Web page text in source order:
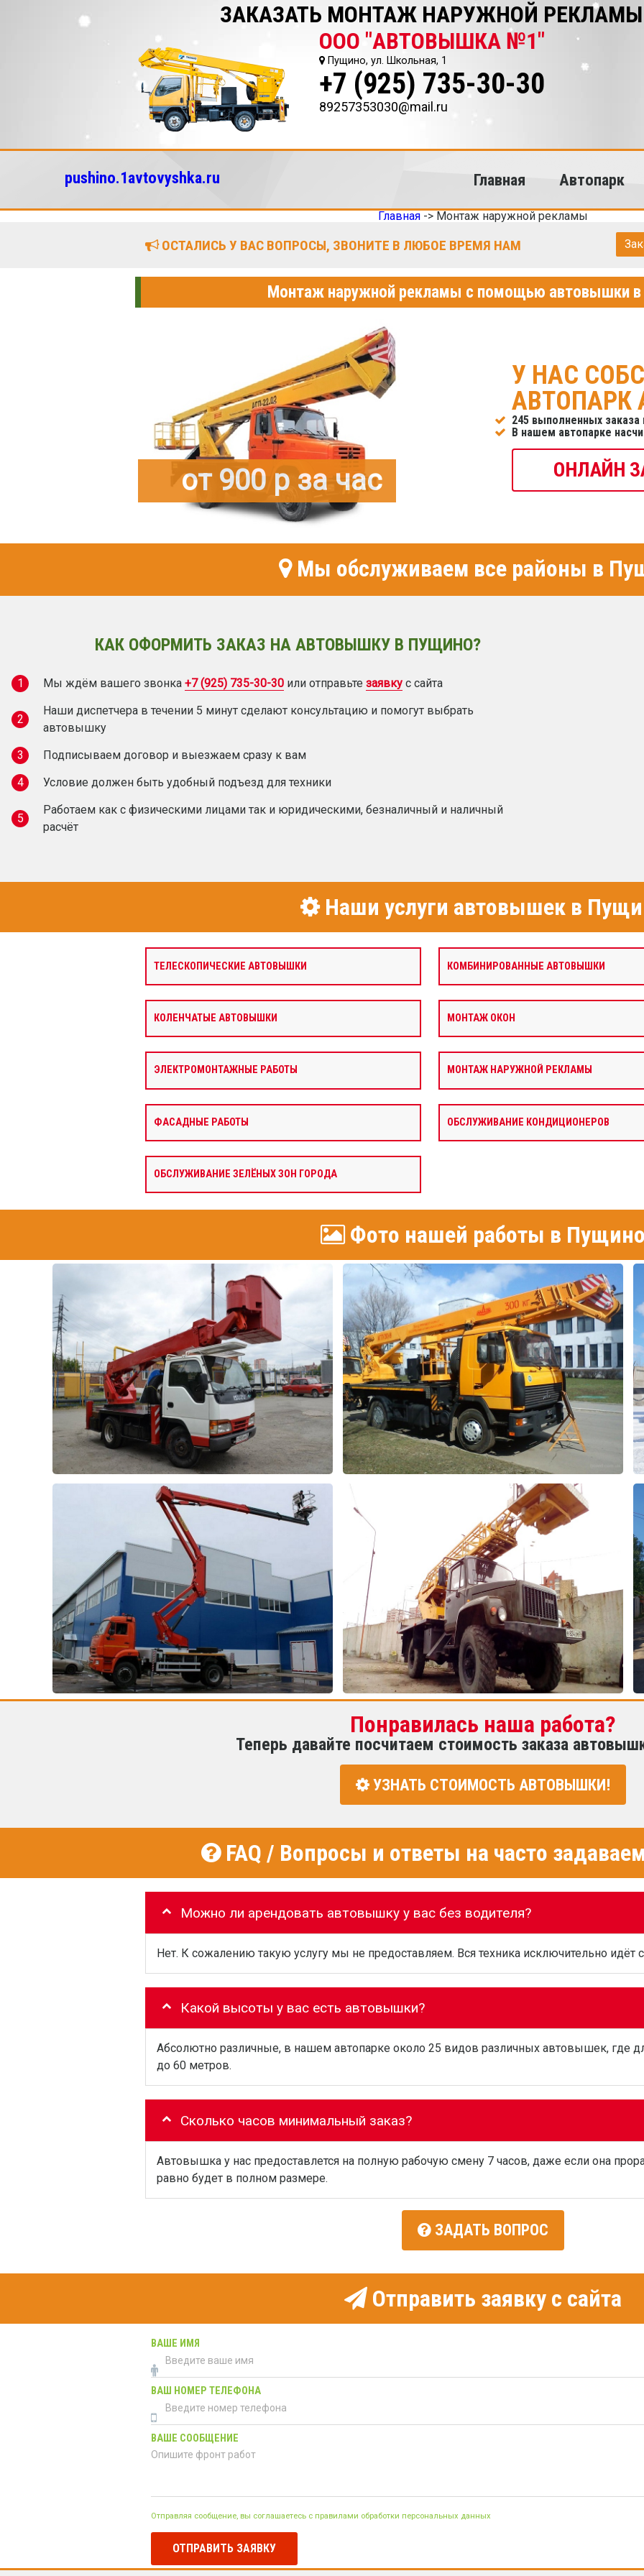
ЗАКАЗАТЬ МОНТАЖ НАРУЖНОЙ
ООО "АВТОВЫШКА №1"
Пущино, ул. Школьная, 1
+7 (925) 735-30-30
89257353030@mail.ru
pushino.1avtovyshka.ru Главная Автопарк
Главная -> Монтаж наружной рекламы
ОСТАЛИСЬ У ВАС ВОПРОСЫ, ЗВОНИТЕ В ЛЮБОЕ ВРЕМЯ НАМ
Монтаж наружной рекламы с помощью автовышки
от 900 р за час
У НАС
АВТОПАРК
245 выполненных заказа
В нашем автопарке
ОНЛАЙН
Мы обслуживаем все районы в
КАК ОФОРМИТЬ ЗАКАЗ НА АВТОВЫШКУ В ПУЩИНО?
1 Мы ждём вашего звонка +7 (925) 735-30-30 или отправьте заявку с сайта
2
Наши диспетчера в течении 5 минут сделают консультацию и помогут выбрать
автовышку
3
Подписываем договор и выезжаем сразу к вам
4
Условие должен быть удобный подъезд для техники
5
Работаем как с физическими лицами так и юридическими, безналичный и наличный
расчёт
Наши услуги автовышек в
ТЕЛЕСКОПИЧЕСКИЕ АВТОВЫШКИ КОМБИНИРОВАННЫЕ АВТОВЫШКИ
КОЛЕНЧАТЫЕ АВТОВЫШКИ МОНТАЖ ОКОН
ЭЛЕКТРОМОНТАЖНЫЕ РАБОТЫ МОНТАЖ НАРУЖНОЙ РЕКЛАМЫ
ФАСАДНЫЕ РАБОТЫ ОБСЛУЖИВАНИЕ КОНДИЦИОНЕРОВ
ОБСЛУЖИВАНИЕ ЗЕЛЁНЫХ ЗОН ГОРОДА
Фото нашей работы в
Понравилась наша работа?
Теперь давайте посчитаем стоимость заказа
УЗНАТЬ СТОИМОСТЬ АВТОВЫШКИ!
FAQ / Вопросы и ответы на часто
Можно ли арендовать автовышку у вас без водителя?
Нет. К сожалению такую услугу мы не предоставляем. Вся техника исключительно идёт
Какой высоты у вас есть автовышки?
Абсолютно различные, в нашем автопарке около 25 видов различных автовышек, где
до 60 метров.
Сколько часов минимальный заказ?
Автовышка у нас предоставлется на полную рабочую смену 7 часов, даже если она
равно будет в полном размере.
ЗАДАТЬ ВОПРОС
Отправить заявку с сайта
ВАШЕ ИМЯ
ВАШ НОМЕР ТЕЛЕФОНА
ВАШЕ СООБЩЕНИЕ
Отправляя сообщение, вы соглашаетесь с правилами обработки персональных данных
ОТПРАВИТЬ ЗАЯВКУ